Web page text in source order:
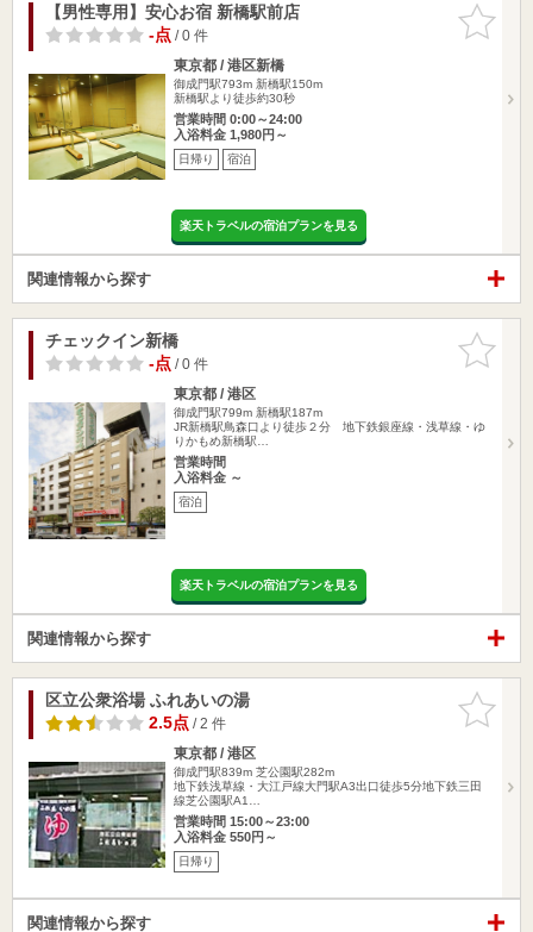
お気に入
りに追加
【男性専用】安心お宿 新橋駅前店
-点/ 0 件
東京都 / 港区新橋
御成門駅793m 新橋駅150m
新橋駅より徒歩約30秒
営業時間 0:00～24:00
入浴料金 1,980円～
日帰り 宿泊
楽天トラベルの宿泊プランを見る
関連情報から探す
お気に入
りに追加
チェックイン新橋
-点/ 0 件
東京都 / 港区
御成門駅799m 新橋駅187m
JR新橋駅鳥森口より徒歩２分 地下鉄銀座線・浅草線・ゆ
りかもめ新橋駅…
営業時間
入浴料金 ～
宿泊
楽天トラベルの宿泊プランを見る
関連情報から探す
お気に入
りに追加
区立公衆浴場 ふれあいの湯
2.5点/ 2 件
東京都 / 港区
御成門駅839m 芝公園駅282m
地下鉄浅草線・大江戸線大門駅A3出口徒歩5分地下鉄三田
線芝公園駅A1…
営業時間 15:00～23:00
入浴料金 550円～
日帰り
関連情報から探す